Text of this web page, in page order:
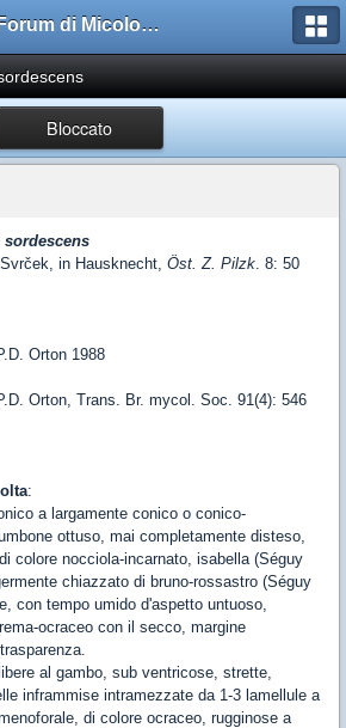
Forum di Micologia AMB Gruppo di Muggia e del Carso
Bloccato
sordescens
in Hausknecht, Öst. Z. Pilzk. 8: 50
Orton 1988
Orton, Trans. Br. mycol. Soc. 91(4): 546
:
a largamente conico o conico-
ottuso, mai completamente disteso,
colore nocciola-incarnato, isabella (Séguy
chiazzato di bruno-rossastro (Séguy
con tempo umido d'aspetto untuoso,
ocraceo con il secco, margine
al gambo, sub ventricose, strette,
inframmise intramezzate da 1-3 lamellule a
di colore ocraceo, rugginose a